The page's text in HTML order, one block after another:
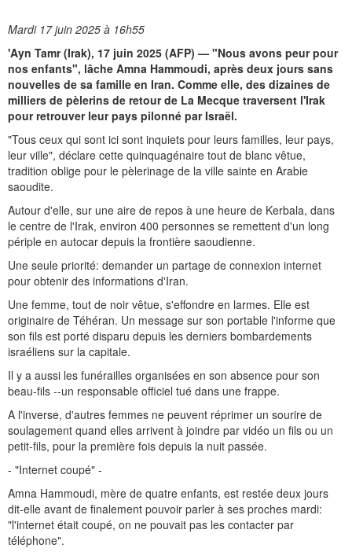
Mardi 17 juin 2025 à 16h55
'Ayn Tamr (Irak), 17 juin 2025 (AFP) — "Nous avons peur pour
nos enfants", lâche Amna Hammoudi, après deux jours sans
nouvelles de sa famille en Iran. Comme elle, des dizaines de
milliers de pèlerins de retour de La Mecque traversent l'Irak
pour retrouver leur pays pilonné par Israël.
"Tous ceux qui sont ici sont inquiets pour leurs familles, leur pays,
leur ville", déclare cette quinquagénaire tout de blanc vêtue,
tradition oblige pour le pèlerinage de la ville sainte en Arabie
saoudite.
Autour d'elle, sur une aire de repos à une heure de Kerbala, dans
le centre de l'Irak, environ 400 personnes se remettent d'un long
périple en autocar depuis la frontière saoudienne.
Une seule priorité: demander un partage de connexion internet
pour obtenir des informations d'Iran.
Une femme, tout de noir vêtue, s'effondre en larmes. Elle est
originaire de Téhéran. Un message sur son portable l'informe que
son fils est porté disparu depuis les derniers bombardements
israéliens sur la capitale.
Il y a aussi les funérailles organisées en son absence pour son
beau-fils --un responsable officiel tué dans une frappe.
A l'inverse, d'autres femmes ne peuvent réprimer un sourire de
soulagement quand elles arrivent à joindre par vidéo un fils ou un
petit-fils, pour la première fois depuis la nuit passée.
- "Internet coupé" -
Amna Hammoudi, mère de quatre enfants, est restée deux jours
dit-elle avant de finalement pouvoir parler à ses proches mardi:
"l'internet était coupé, on ne pouvait pas les contacter par
téléphone".